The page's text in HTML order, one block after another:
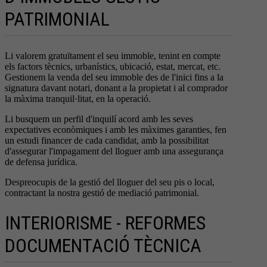
PATRIMONIAL
Li valorem gratuïtament el seu immoble, tenint en compte
els factors tècnics, urbanístics, ubicació, estat, mercat, etc.
Gestionem la venda del seu immoble des de l'inici fins a la
signatura davant notari, donant a la propietat i al comprador
la màxima tranquil·litat, en la operació.
Li busquem un perfil d'inquilí acord amb les seves
expectatives econòmiques i amb les màximes garanties, fen
un estudi financer de cada candidat, amb la possibilitat
d'assegurar l'impagament del lloguer amb una assegurança
de defensa jurídica.
Despreocupis de la gestió del lloguer del seu pis o local,
contractant la nostra gestió de mediació patrimonial.
INTERIORISME - REFORMES
DOCUMENTACIÓ TÈCNICA